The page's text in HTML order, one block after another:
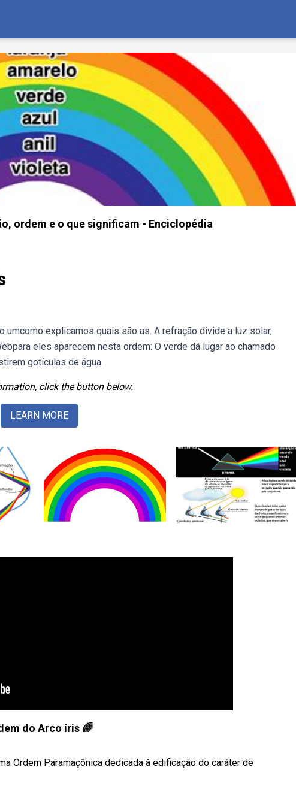
ordem e o que significam - Enciclopédia
explicamos quais são as. A refração divide a luz solar,
eles aparecem nesta ordem: O verde dá lugar ao chamado
gotículas de água.
click the button below.
LEARN MORE
do Arco íris 🌈
Ordem Paramaçônica dedicada à edificação do caráter de